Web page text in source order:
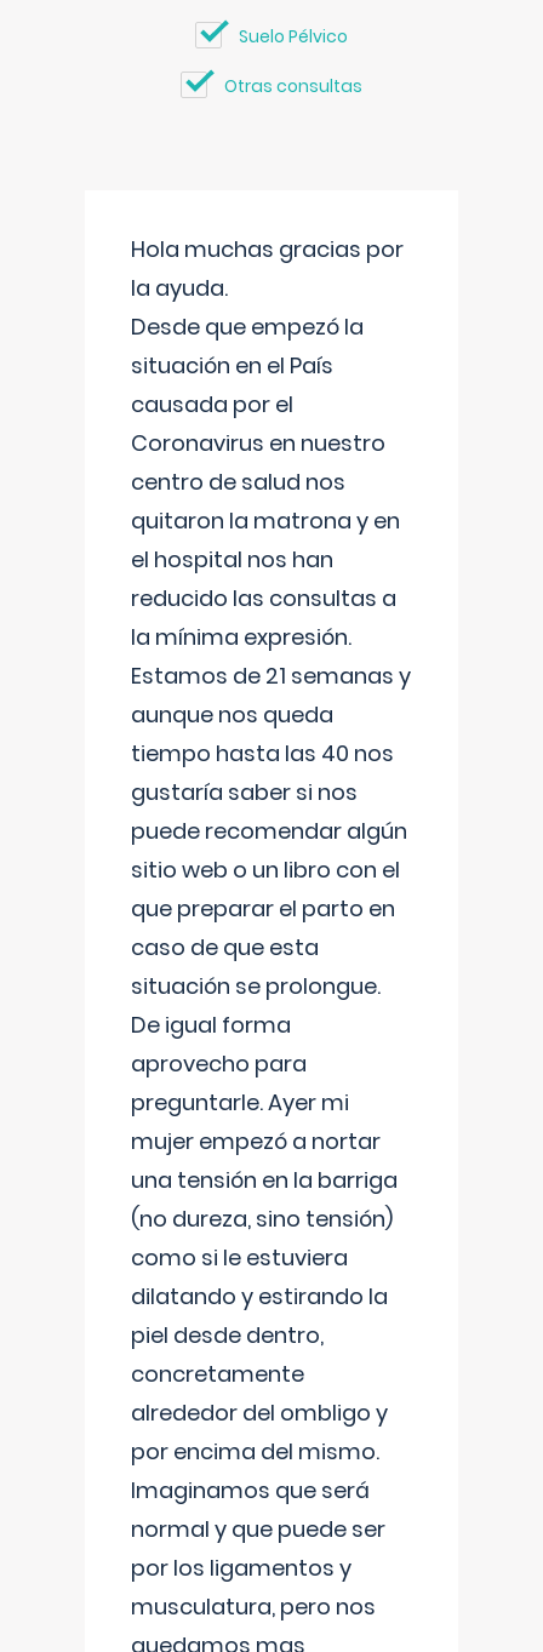
Suelo Pélvico
Otras consultas
Hola muchas gracias por
la ayuda.
Desde que empezó la
situación en el País
causada por el
Coronavirus en nuestro
centro de salud nos
quitaron la matrona y en
el hospital nos han
reducido las consultas a
la mínima expresión.
Estamos de 21 semanas y
aunque nos queda
tiempo hasta las 40 nos
gustaría saber si nos
puede recomendar algún
sitio web o un libro con el
que preparar el parto en
caso de que esta
situación se prolongue.
De igual forma
aprovecho para
preguntarle. Ayer mi
mujer empezó a nortar
una tensión en la barriga
(no dureza, sino tensión)
como si le estuviera
dilatando y estirando la
piel desde dentro,
concretamente
alrededor del ombligo y
por encima del mismo.
Imaginamos que será
normal y que puede ser
por los ligamentos y
musculatura, pero nos
quedamos mas